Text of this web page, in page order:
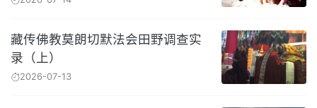
藏传佛教莫朗切默法会田野调查实
录（上）
2026-07-13